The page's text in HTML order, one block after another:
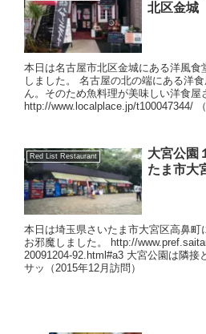
北区金城
本日は名古屋市北区金城にある洋風食
しました。 名古屋の北の端にある洋
ん。そのため魚料理が美味しい洋食屋
http://www.localplace.jp/t100047344/
Red List Restaurant
大宮公園
たま市大
本日は埼玉県さいたま市大宮区高鼻町
お邪魔しました。 http://
20091204-92.html#a3 大宮公園は隣接
サッ（2015年12月訪問）